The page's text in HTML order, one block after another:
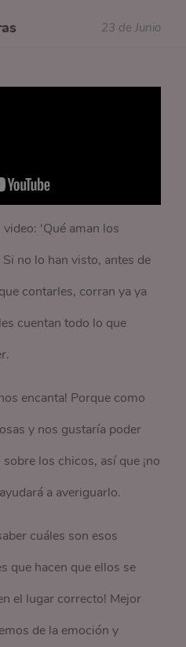
23 de Junio
‘Qué aman los
no lo han visto, antes de
contarles, corran ya ya
cuentan todo lo que
encanta! Porque como
y nos gustaría poder
los chicos, así que ¡no
a averiguarlo.
cuáles son esos
que hacen que ellos se
el lugar correcto! Mejor
de la emoción y